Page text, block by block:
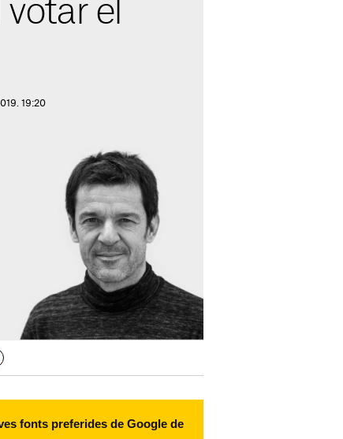
el
19:20
fonts preferides de Google de